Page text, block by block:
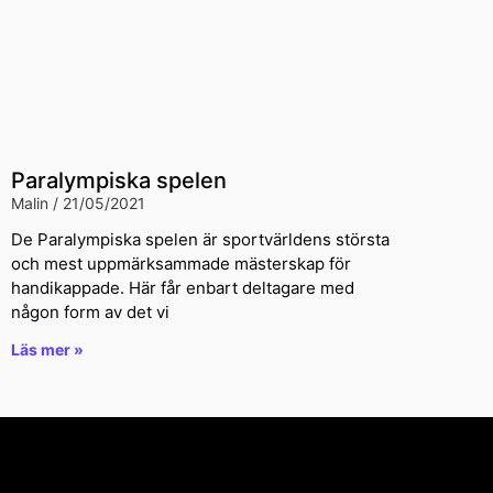
Paralympiska spelen
Malin 21/05/2021
De Paralympiska spelen är sportvärldens största
och mest uppmärksammade mästerskap för
handikappade. Här får enbart deltagare med
någon form av det vi
Läs mer »